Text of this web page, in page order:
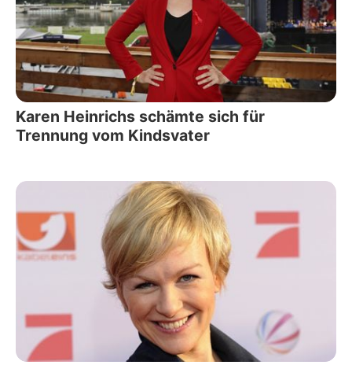
Karen Heinrichs schämte sich für
Trennung vom Kindsvater